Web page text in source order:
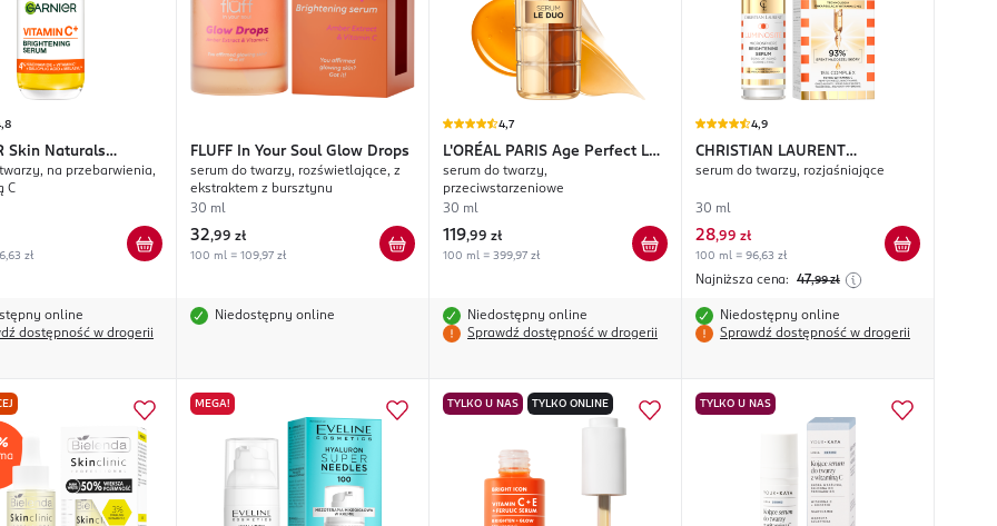
Skin Naturals
na przebarwienia,
C
zł
online
dostępność w drogerii
FLUFF In Your Soul Glow Drops
serum do twarzy, rozświetlające, z
ekstraktem z bursztynu
30 ml
32,99 zł
100 ml = 109,97 zł
Niedostępny online
4,7
L'ORÉAL PARIS Age Perfect Le
Duo
serum do twarzy,
przeciwstarzeniowe
30 ml
119,99 zł
100 ml = 399,97 zł
Niedostępny online
Sprawdź dostępność w drogerii
4,9
CHRISTIAN LAURENT
Luminosité
serum do twarzy, rozjaśniające
30 ml
28,99 zł
100 ml = 96,63 zł
Najniższa cena: 47,99 zł
Niedostępny online
Sprawdź dostępność w drogerii
MEGA! TYLKO U NAS TYLKO ONLINE TYLKO U NAS